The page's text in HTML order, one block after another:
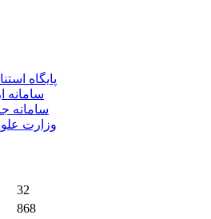
پایگاه
سامانه
سامانه
وزارت
32
868